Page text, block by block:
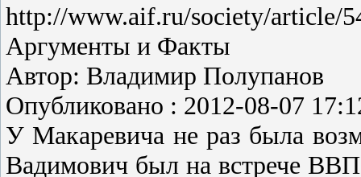
http://www.aif.ru/society/article/
Аргументы и Факты
Автор: Владимир Полупанов
Опубликовано : 2012-08-07
У Макаревича не раз была
Вадимович был на встрече